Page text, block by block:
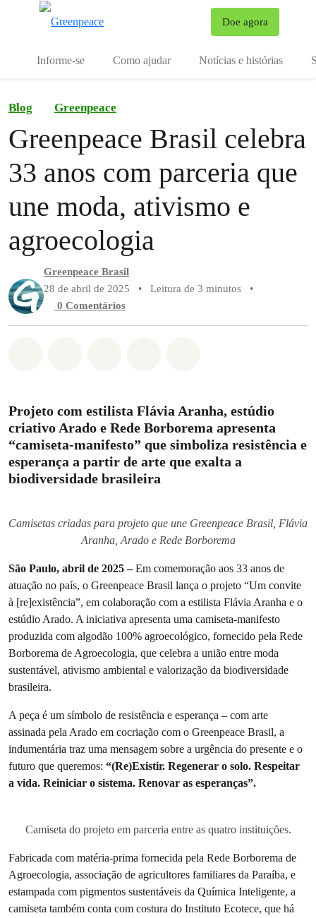
Doe agora
Informe-se Como ajudar Notícias e histórias
Blog Greenpeace
Greenpeace Brasil celebra
33 anos com parceria que
une moda, ativismo e
agroecologia
Greenpeace Brasil
28 de abril de 2025
• Leitura de 3 minutos
•
0 Comentários
Projeto com estilista Flávia Aranha, estúdio
criativo Arado e Rede Borborema apresenta
“camiseta-manifesto” que simboliza resistência e
esperança a partir de arte que exalta a
biodiversidade brasileira
Camisetas criadas para projeto que une Greenpeace Brasil, Flávia
Aranha, Arado e Rede Borborema
São Paulo, abril de 2025 –Em comemoração aos 33 anos de
atuação no país, o Greenpeace Brasil lança o projeto “Um convite
à [re]existência”, em colaboração com a estilista Flávia Aranha e o
estúdio Arado. A iniciativa apresenta uma camiseta-manifesto
produzida com algodão 100% agroecológico, fornecido pela Rede
Borborema de Agroecologia, que celebra a união entre moda
sustentável, ativismo ambiental e valorização da biodiversidade
brasileira.
A peça é um símbolo de resistência e esperança – com arte
assinada pela Arado em cocriação com o Greenpeace Brasil, a
indumentária traz uma mensagem sobre a urgência do presente e o
futuro que queremos: “(Re)Existir. Regenerar o solo. Respeitar
a vida. Reiniciar o sistema. Renovar as esperanças”.
Camiseta do projeto em parceria entre as quatro instituições.
Fabricada com matéria-prima fornecida pela Rede Borborema de
Agroecologia, associação de agricultores familiares da Paraíba, e
estampada com pigmentos sustentáveis da Química Inteligente, a
camiseta também conta com costura do Instituto Ecotece, que há